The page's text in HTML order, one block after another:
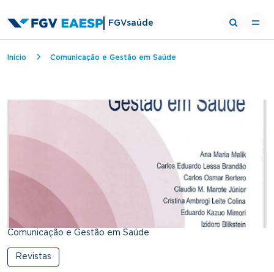
FGVsaúde
Breadcrumb
Início Comunicação e Gestão em Saúde
Comunicação e Gestão em Saúde
Revistas